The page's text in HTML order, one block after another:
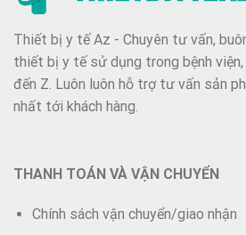
Thiết bị y tế Az - Chuyên tư vấn,
thiết bị y tế sử dụng trong bệnh viện,
đến Z. Luôn luôn hỗ trợ tư vấn sản
nhất tới khách hàng.
THANH TOÁN VÀ VẬN CHUYỂN
Chính sách vận chuyển/giao nhận